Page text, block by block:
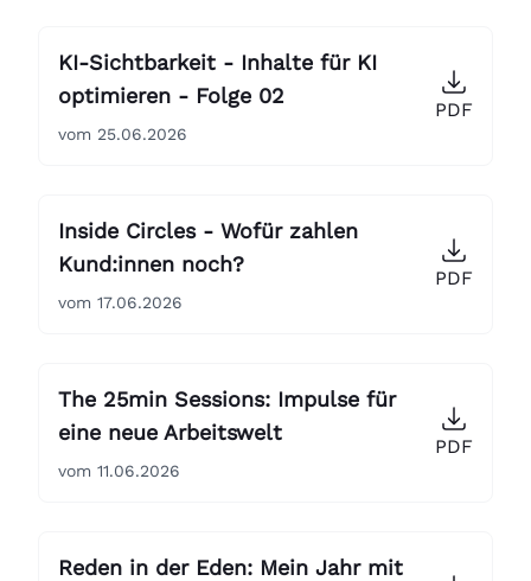
KI-Sichtbarkeit - Inhalte für KI
optimieren - Folge 02
vom 25.06.2026
PDF
Inside Circles - Wofür zahlen
Kund:innen noch?
vom 17.06.2026
PDF
The 25min Sessions: Impulse für
eine neue Arbeitswelt
vom 11.06.2026
PDF
Reden in der Eden: Mein Jahr mit